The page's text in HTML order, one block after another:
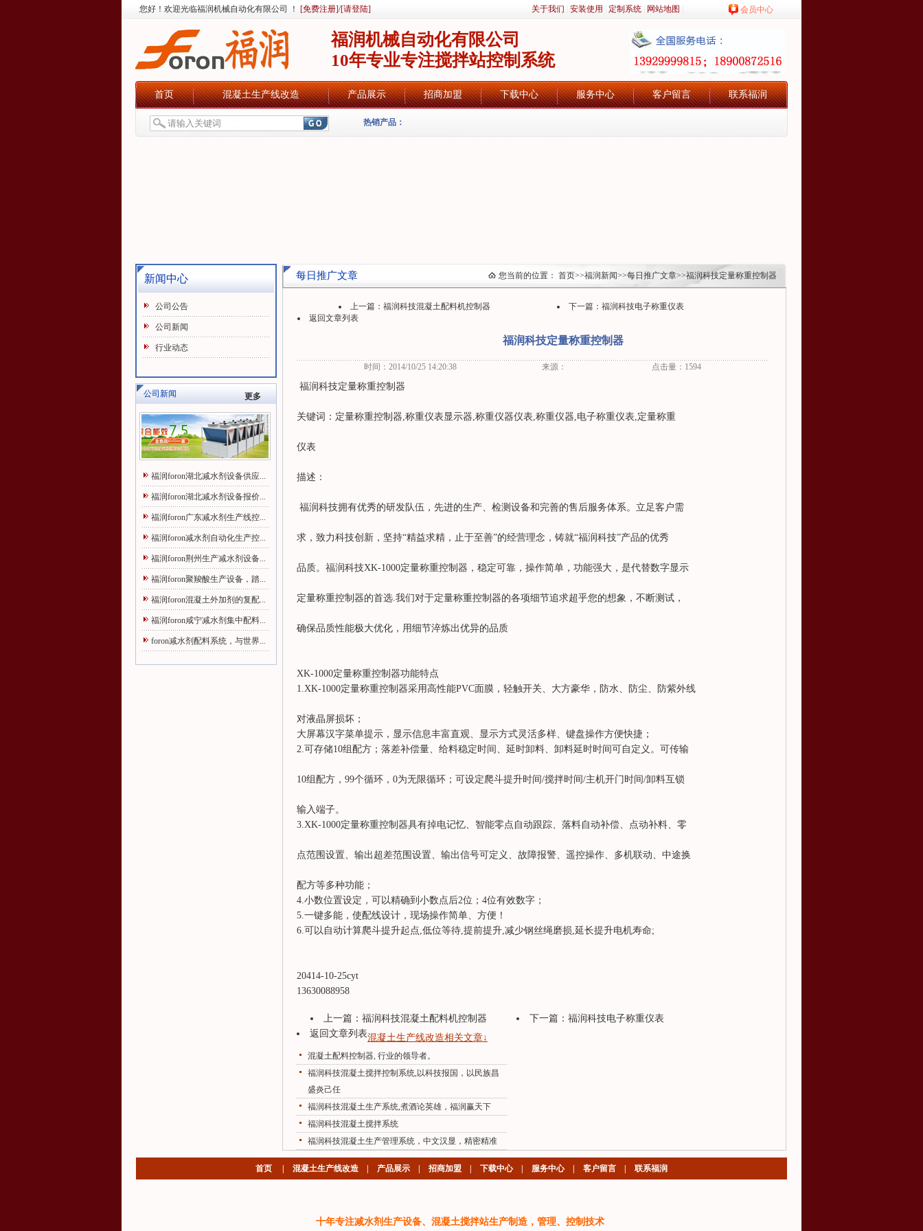
您好！欢迎光临福润机械自动化有限公司 ！ [免费注册]/[请登陆] 关于我们 安装使用 定制系统 网站地图 会员中心
福润机械自动化有限公司
10年专业专注搅拌站控制系统
首页 混凝土生产线改造 产品展示 招商加盟 下载中心 服务中心 客户留言 联系福润
热销产品：
新闻中心
公司公告
公司新闻
行业动态
公司新闻 更多
福润foron湖北减水剂设备供应...
福润foron湖北减水剂设备报价...
福润foron广东减水剂生产线控...
福润foron减水剂自动化生产控...
福润foron荆州生产减水剂设备...
福润foron聚羧酸生产设备，踏...
福润foron混凝土外加剂的复配...
福润foron咸宁减水剂集中配料...
foron减水剂配料系统，与世界...
每日推广文章 您当前的位置： 首页>>福润新闻>>每日推广文章>>福润科技定量称重控制器
上一篇： 福润科技混凝土配料机控制器 下一篇： 福润科技电子称重仪表
返回文章列表
福润科技定量称重控制器
时间：2014/10/25 14:20:38 来源： 点击量：1594
福润科技定量称重控制器
关键词：定量称重控制器,称重仪表显示器,称重仪器仪表,称重仪器,电子称重仪表,定量称重
仪表
描述：
福润科技拥有优秀的研发队伍，先进的生产、检测设备和完善的售后服务体系。立足客户需
求，致力科技创新，坚持“精益求精，止于至善”的经营理念，铸就“福润科技”产品的优秀
品质。福润科技XK-1000定量称重控制器，稳定可靠，操作简单，功能强大，是代替数字显示
定量称重控制器的首选.我们对于定量称重控制器的各项细节追求超乎您的想象，不断测试，
确保品质性能极大优化，用细节淬炼出优异的品质
XK-1000定量称重控制器功能特点
1.XK-1000定量称重控制器采用高性能PVC面膜，轻触开关、大方豪华，防水、防尘、防紫外线
对液晶屏损坏；
大屏幕汉字菜单提示，显示信息丰富直观、显示方式灵活多样、键盘操作方便快捷；
2.可存储10组配方；落差补偿量、给料稳定时间、延时卸料、卸料延时时间可自定义。可传输
10组配方，99个循环，0为无限循环；可设定爬斗提升时间/搅拌时间/主机开门时间/卸料互锁
输入端子。
3.XK-1000定量称重控制器具有掉电记忆、智能零点自动跟踪、落料自动补偿、点动补料、零
点范围设置、输出超差范围设置、输出信号可定义、故障报警、遥控操作、多机联动、中途换
配方等多种功能；
4.小数位置设定，可以精确到小数点后2位；4位有效数字；
5.一键多能，使配线设计，现场操作简单、方便！
6.可以自动计算爬斗提升起点,低位等待,提前提升,减少钢丝绳磨损,延长提升电机寿命;
20414-10-25cyt
13630088958
上一篇： 福润科技混凝土配料机控制器 下一篇： 福润科技电子称重仪表
返回文章列表混凝土生产线改造相关文章↓
混凝土配料控制器, 行业的领导者。
福润科技混凝土搅拌控制系统,以科技报国，以民族昌
盛炎己任
福润科技混凝土生产系统,煮酒论英雄，福润赢天下
福润科技混凝土搅拌系统
福润科技混凝土生产管理系统，中文汉显，精密精准
首页 混凝土生产线改造 产品展示 招商加盟 下载中心 服务中心| 客户留言 联系福润
十年专注减水剂生产设备、混凝土搅拌站生产制造，管理、控制技术